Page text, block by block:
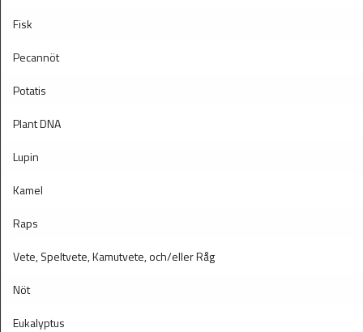
Fisk
Pecannöt
Potatis
Plant DNA
Lupin
Kamel
Raps
Vete, Speltvete, Kamutvete, och/eller Råg
Nöt
Eukalyptus